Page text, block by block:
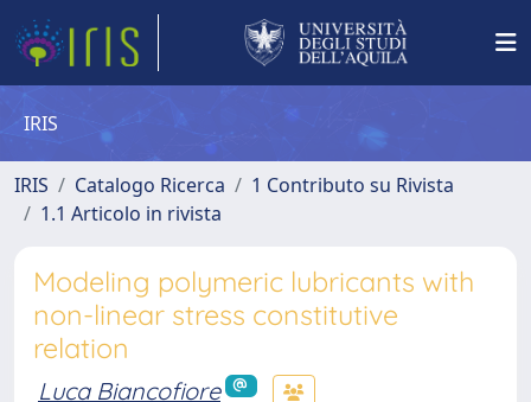
IRIS
IRIS Catalogo Ricerca
1 Contributo su Rivista
1.1 Articolo in rivista
Modeling polymeric lubricants with
non-linear stress constitutive
relation
Luca Biancofiore